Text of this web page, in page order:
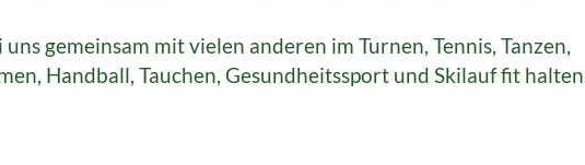
gemeinsam mit vielen anderen im Turnen, Tennis, Tanzen,
Handball, Tauchen, Gesundheitssport und Skilauf fit halten.